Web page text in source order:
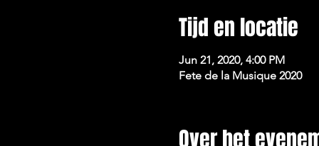
Tijd en locatie
Jun 21, 2020, 4:00 PM
Fete de la Musique 2020
Over het